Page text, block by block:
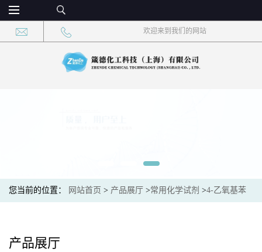
欢迎来到我们的网站
您当前的位置： 网站首页 > 产品展厅 >常用化学试剂 >4-乙氧基苯
产品展厅